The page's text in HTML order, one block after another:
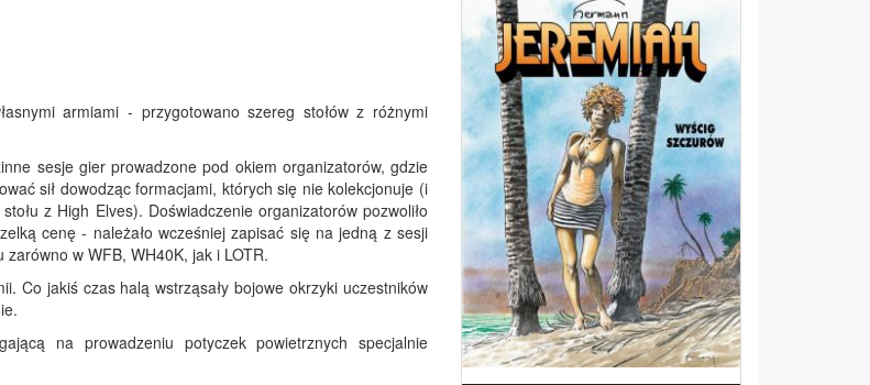
armiami - przygotowano szereg stołów z różnymi
sesje gier prowadzone pod okiem organizatorów, gdzie
sił dowodząc formacjami, których się nie kolekcjonuje (i
z High Elves). Doświadczenie organizatorów pozwoliło
cenę - należało wcześniej zapisać się na jedną z sesji
w WFB, WH40K, jak i LOTR.
Co jakiś czas halą wstrząsały bojowe okrzyki uczestników
na prowadzeniu potyczek powietrznych specjalnie